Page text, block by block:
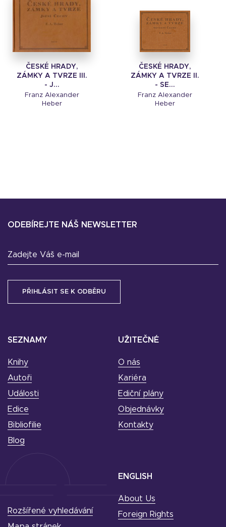
ČESKÉ HRADY,
ZÁMKY A TVRZE III.
- J...
Franz Alexander
Heber
ČESKÉ HRADY,
ZÁMKY A TVRZE II.
- SE...
Franz Alexander
Heber
SEZNAMY
Knihy
Autoři
Události
Edice
Bibliofilie
Blog
UŽITEČNÉ
O nás
Kariéra
Ediční plány
Objednávky
Kontakty
ODEBÍREJTE NÁŠ NEWSLETTER
Zadejte Váš e-mail
ENGLISH
About Us
Foreign Rights
Rozšířené vyhledávání